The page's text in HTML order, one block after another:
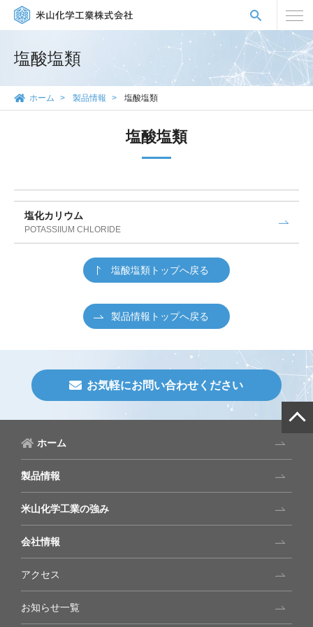
塩酸塩類
ホーム 製品情報 塩酸塩類
塩酸塩類
塩化カリウム
POTASSIIUM CHLORIDE
塩酸塩類トップへ戻る
製品情報トップへ戻る
お気軽にお問い合わせください
ホーム
製品情報
米山化学工業の強み
会社情報
アクセス
お知らせ一覧